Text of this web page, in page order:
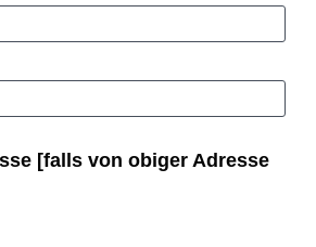
[falls von obiger Adresse